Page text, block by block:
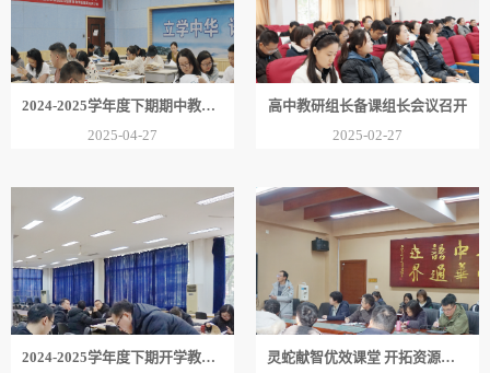
2024-2025学年度下期期中教案检查（高中）
2025-04-27
高中教研组长备课组长会议召开
2025-02-27
2024-2025学年度下期开学教案检查（高中）
灵蛇献智优效课堂 开拓资源共谋新篇 | 高中教研组长总结会召